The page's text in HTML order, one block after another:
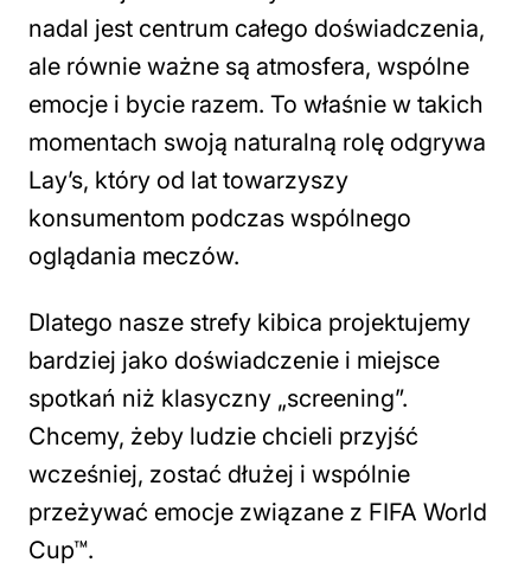
nadal jest centrum całego doświadczenia,
ale równie ważne są atmosfera, wspólne
emocje i bycie razem. To właśnie w takich
momentach swoją naturalną rolę odgrywa
Lay’s, który od lat towarzyszy
konsumentom podczas wspólnego
oglądania meczów.
Dlatego nasze strefy kibica projektujemy
bardziej jako doświadczenie i miejsce
spotkań niż klasyczny „screening”.
Chcemy, żeby ludzie chcieli przyjść
wcześniej, zostać dłużej i wspólnie
przeżywać emocje związane z FIFA World
Cup™.